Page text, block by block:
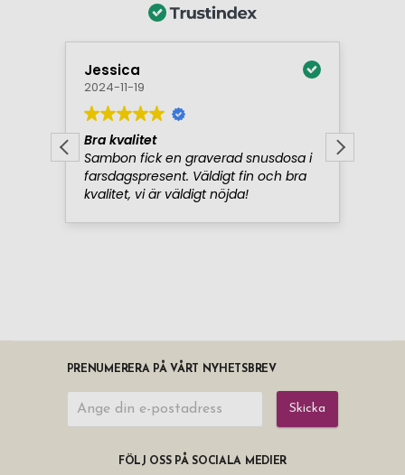
PRENUMERERA PÅ VÅRT NYHETSBREV
Skicka
FÖLJ OSS PÅ SOCIALA MEDIER